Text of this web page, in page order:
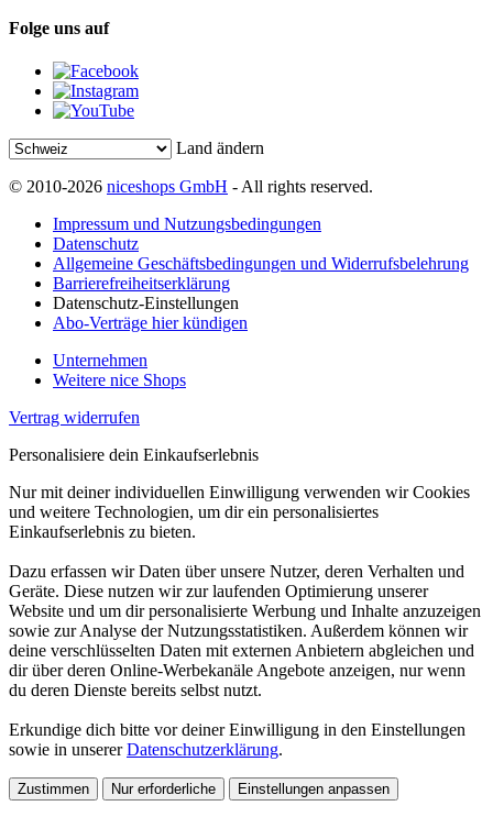
Folge uns auf
Land ändern
© 2010-2026 niceshops GmbH - All rights reserved.
Impressum und Nutzungsbedingungen
Datenschutz
Allgemeine Geschäftsbedingungen und Widerrufsbelehrung
Barrierefreiheitserklärung
Datenschutz-Einstellungen
Abo-Verträge hier kündigen
Unternehmen
Weitere nice Shops
Vertrag widerrufen
Personalisiere dein Einkaufserlebnis
Nur mit deiner individuellen Einwilligung verwenden wir Cookies
und weitere Technologien, um dir ein personalisiertes
Einkaufserlebnis zu bieten.
Dazu erfassen wir Daten über unsere Nutzer, deren Verhalten und
Geräte. Diese nutzen wir zur laufenden Optimierung unserer
Website und um dir personalisierte Werbung und Inhalte anzuzeigen
sowie zur Analyse der Nutzungsstatistiken. Außerdem können wir
deine verschlüsselten Daten mit externen Anbietern abgleichen und
dir über deren Online-Werbekanäle Angebote anzeigen, nur wenn
du deren Dienste bereits selbst nutzt.
Erkundige dich bitte vor deiner Einwilligung in den Einstellungen
sowie in unsererDatenschutzerklärung.
Zustimmen Nur erforderliche Einstellungen anpassen